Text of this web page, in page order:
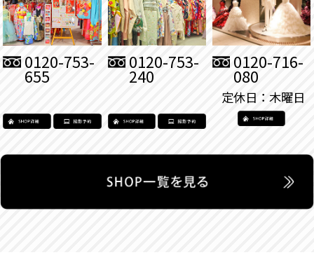
0120-753-
655
0120-753-
240
0120-716-
080
定休日：木曜日